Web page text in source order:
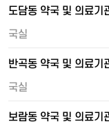
도담동 약국 및 의료기
국실
반곡동 약국 및 의료기
국실
보람동 약국 및 의료기